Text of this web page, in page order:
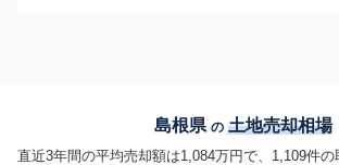
島根県 の 土地売却相場
直近3年間の平均売却額は1,084万円で、1,109件の